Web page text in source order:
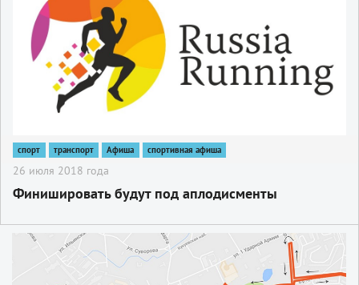
спорт транспорт Афиша спортивная афиша
26 июля 2018 года
Финишировать будут под аплодисменты